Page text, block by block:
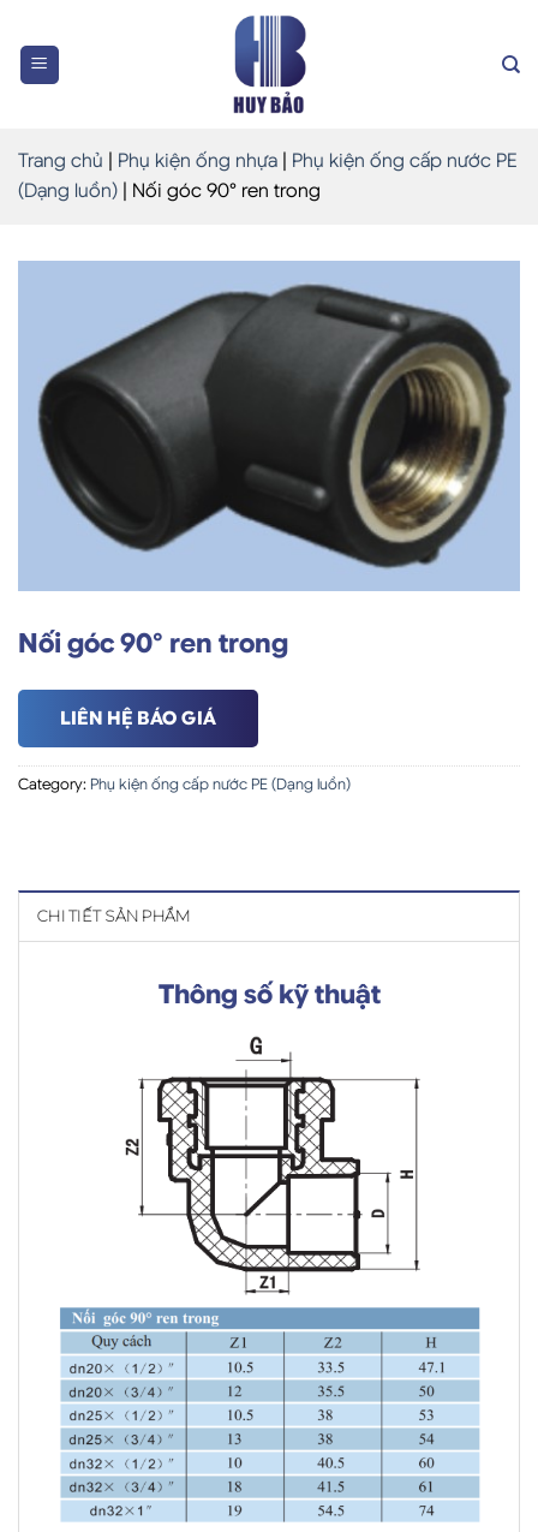
content
Trang chủ Phụ kiện ống nhựa
Phụ kiện ống cấp nước PE
(Dạng luồn)
Nối góc 90° ren trong
Nối góc 90° ren trong
LIÊN HỆ BÁO GIÁ
Category: Phụ kiện ống cấp nước PE (Dạng luồn)
CHI TIẾT SẢN PHẨM
Thông số kỹ thuật